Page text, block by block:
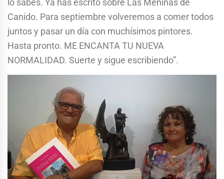
lo sabes. Ya has escrito sobre Las Meninas de
Canido. Para septiembre volveremos a comer todos
juntos y pasar un día con muchísimos pintores.
Hasta pronto. ME ENCANTA TU NUEVA
NORMALIDAD. Suerte y sigue escribiendo”.